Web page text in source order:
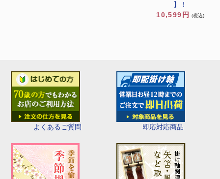
よくあるご質問 即応対応商品
】！
10,599円
(税込)